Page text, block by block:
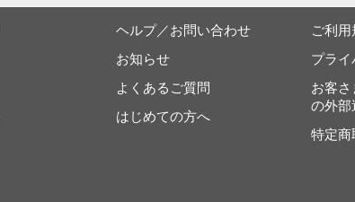
ヘルプ／お問い合わせ
お知らせ
よくあるご質問
はじめての方へ
ご利用
プライ
お客さ
の外部
特定商